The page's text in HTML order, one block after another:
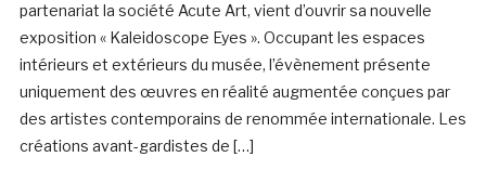
partenariat la société Acute Art, vient d’ouvrir sa nouvelle
exposition « Kaleidoscope Eyes ». Occupant les espaces
intérieurs et extérieurs du musée, l’évènement présente
uniquement des œuvres en réalité augmentée conçues par
des artistes contemporains de renommée internationale. Les
créations avant-gardistes de […]